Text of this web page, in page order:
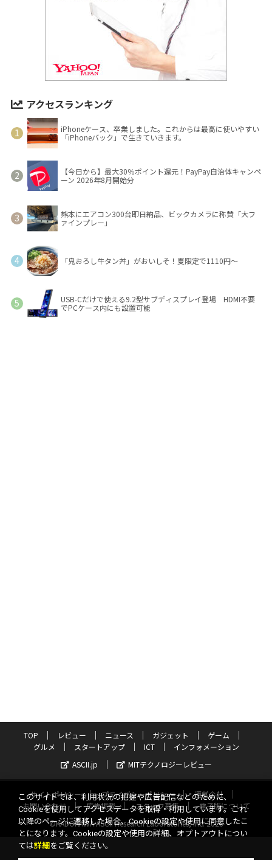
アクセスランキング
iPhoneケース、卒業しました。これからは最高に使いやすい
「iPhoneバック」で生きていきます。
【今日から】最大30％ポイント還元！PayPay自治体キャンペ
ーン 2026年8月開始分
熊本にエアコン300台即日納品、ビックカメラに称賛「大フ
ァインプレー」
「鬼おろし牛タン丼」がおいしそ！夏限定で1110円～
USB-Cだけで使える9.2型サブディスプレイ登場 HDMI不要
でPCケース内にも設置可能
TOP レビュー ニュース ガジェット
ゲーム
グルメ
スタートアップ ICT
インフォメーション
ASCII.jp
MITテクノロジーレビュー
サイトポリシー プライバシーポリシー
運営会社
お問い合わせ
広告掲載 スタッフ募集
電子版について
©KADOKAWA ASCII Research Laboratories, Inc. 2026
このサイトでは、利用状況の把握や広告配信などのために、
Cookieを使用してアクセスデータを取得・利用しています。これ
以降のページに遷移した場合、Cookieの設定や使用に同意したこ
とになります。Cookieの設定や使用の詳細、オプトアウトについ
ては詳細 をご覧ください。